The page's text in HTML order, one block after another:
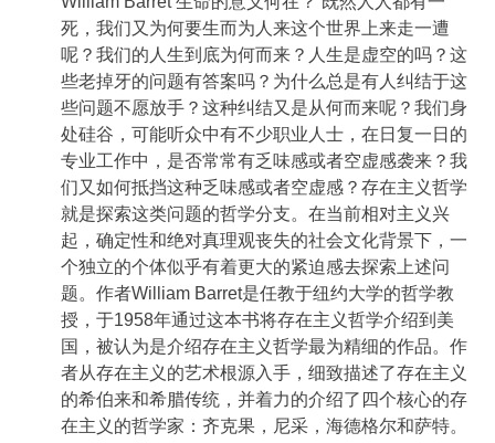
死，我们又为何要生而为人来这个世界上来走一遭
呢？我们的人生到底为何而来？人生是虚空的吗？这
些老掉牙的问题有答案吗？为什么总是有人纠结于这
些问题不愿放手？这种纠结又是从何而来呢？我们身
处硅谷，可能听众中有不少职业人士，在日复一日的
专业工作中，是否常常有乏味感或者空虚感袭来？我
们又如何抵挡这种乏味感或者空虚感？存在主义哲学
就是探索这类问题的哲学分支。在当前相对主义兴
起，确定性和绝对真理观丧失的社会文化背景下，一
个独立的个体似乎有着更大的紧迫感去探索上述问
题。作者William Barret是任教于纽约大学的哲学教
授，于1958年通过这本书将存在主义哲学介绍到美
国，被认为是介绍存在主义哲学最为精细的作品。作
者从存在主义的艺术根源入手，细致描述了存在主义
的希伯来和希腊传统，并着力的介绍了四个核心的存
在主义的哲学家：齐克果，尼采，海德格尔和萨特。